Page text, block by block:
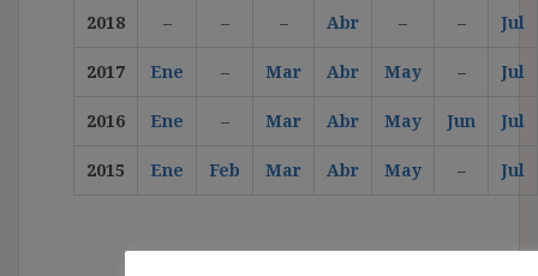
2018 – – – Abr – – Jul
2017 Ene – Mar Abr May – Jul
2016 Ene – Mar Abr May Jun Jul
2015 Ene Feb Mar Abr May – Jul